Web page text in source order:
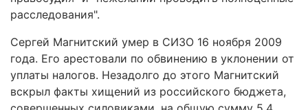
расследования".
Сергей Магнитский умер в СИЗО 16 ноября 2009
года. Его арестовали по обвинению в уклонении от
уплаты налогов. Незадолго до этого Магнитский
вскрыл факты хищений из российского бюджета,